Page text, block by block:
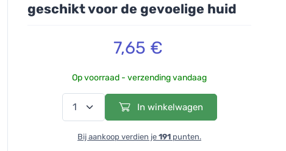
geschikt voor de gevoelige huid
7,65 €
Op voorraad - verzending vandaag
In winkelwagen
Bij aankoop verdien je 191 punten.